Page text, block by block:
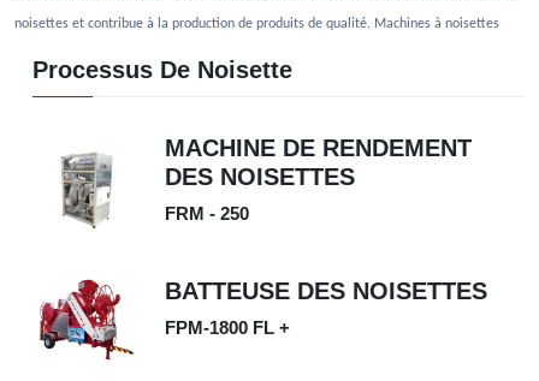
noisettes et contribue à la production de produits de qualité. Machines à noisettes
Processus De Noisette
MACHINE DE RENDEMENT
DES NOISETTES
FRM - 250
BATTEUSE DES NOISETTES
FPM-1800 FL +